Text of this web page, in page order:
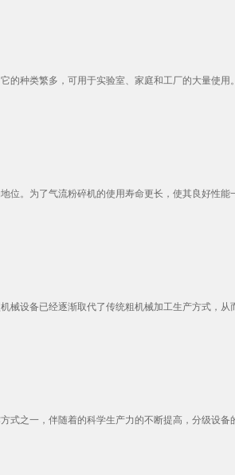
种类繁多，可用于实验室、家庭和工厂的大量使用
位。为了气流粉碎机的使用寿命更长，使其良好
设备已经逐渐取代了传统粗机械加工生产方式，从
之一，伴随着的科学生产力的不断提高，分级设备